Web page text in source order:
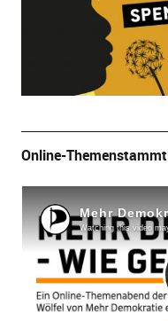
Online-